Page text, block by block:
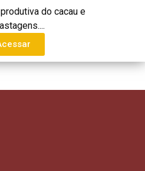
do cacau e